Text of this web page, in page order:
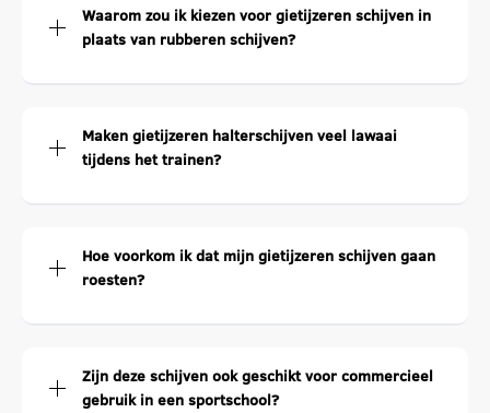
Waarom zou ik kiezen voor gietijzeren schijven in
plaats van rubberen schijven?
Maken gietijzeren halterschijven veel lawaai
tijdens het trainen?
Hoe voorkom ik dat mijn gietijzeren schijven gaan
roesten?
Zijn deze schijven ook geschikt voor commercieel
gebruik in een sportschool?